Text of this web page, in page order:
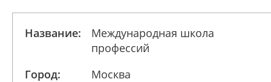
Название:
Международная школа
профессий
Город:
Москва